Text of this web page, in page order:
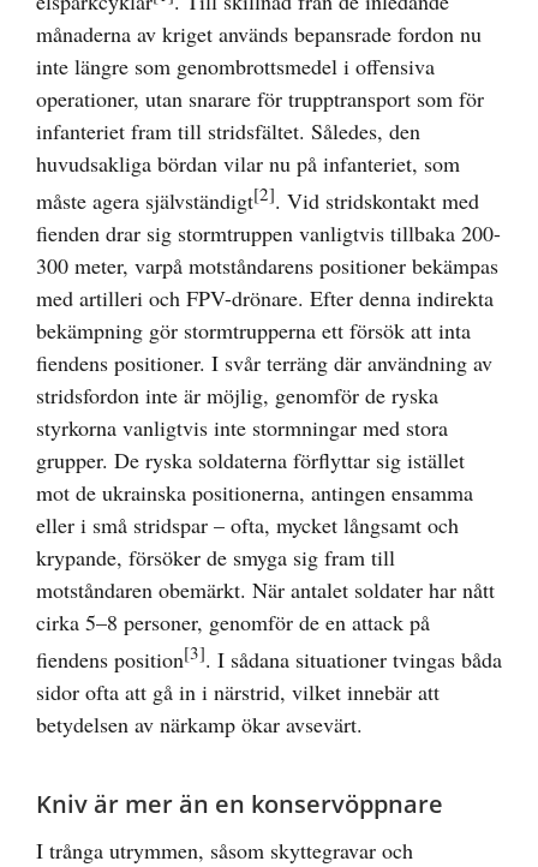
månaderna av kriget används bepansrade fordon nu
inte längre som genombrottsmedel i offensiva
operationer, utan snarare för trupptransport som för
infanteriet fram till stridsfältet. Således, den
huvudsakliga bördan vilar nu på infanteriet, som
måste agera självständigt[2]. Vid stridskontakt med
fienden drar sig stormtruppen vanligtvis tillbaka 200-
300 meter, varpå motståndarens positioner bekämpas
med artilleri och FPV-drönare. Efter denna indirekta
bekämpning gör stormtrupperna ett försök att inta
fiendens positioner. I svår terräng där användning av
stridsfordon inte är möjlig, genomför de ryska
styrkorna vanligtvis inte stormningar med stora
grupper. De ryska soldaterna förflyttar sig istället
mot de ukrainska positionerna, antingen ensamma
eller i små stridspar – ofta, mycket långsamt och
krypande, försöker de smyga sig fram till
motståndaren obemärkt. När antalet soldater har nått
cirka 5–8 personer, genomför de en attack på
fiendens position[3]. I sådana situationer tvingas båda
sidor ofta att gå in i närstrid, vilket innebär att
betydelsen av närkamp ökar avsevärt.
Kniv är mer än en konservöppnare
I trånga utrymmen, såsom skyttegravar och